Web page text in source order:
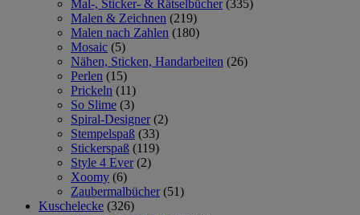
Mal-, Sticker- & Rätselbücher (335)
Malen & Zeichnen (219)
Malen nach Zahlen (180)
Mosaic (5)
Nähen, Sticken, Handarbeiten (26)
Perlen (15)
Prickeln (11)
So Slime (3)
Spiral-Designer (2)
Stempelspaß (33)
Stickerspaß (119)
Style 4 Ever (2)
Xoomy (6)
Zaubermalbücher (51)
Kuschelecke (326)